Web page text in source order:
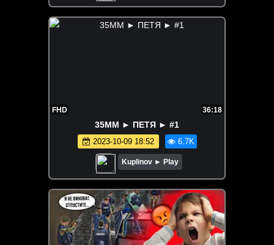
FHD 36:18
35MM ► ПЕТЯ ► #1
2023-10-09 18:52 6.7K
Kuplinov ► Play